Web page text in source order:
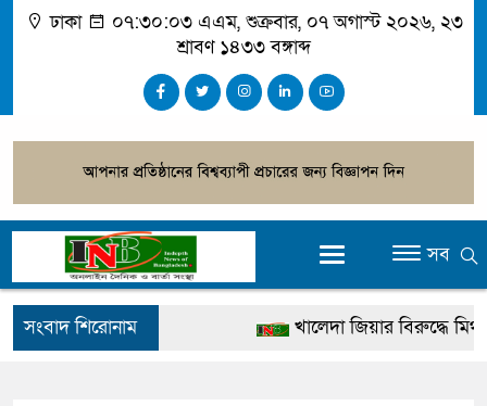
ঢাকা ০৭:৩০:০৪ এএম, শুক্রবার, ০৭ অগাস্ট ২০২৬, ২৩
শ্রাবণ ১৪৩৩ বঙ্গাব্দ
সব
সংবাদ শিরোনাম
খালেদা জিয়ার বিরুদ্ধে মিথ্যা